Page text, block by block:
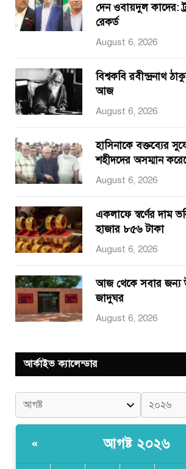
দেন ওবায়দুল কাদের:
রেকর্ড
August 6, 2026
বিশ্বকবি রবীন্দ্রনাথ
আজ
August 6, 2026
হাসিনাকে বক্তব্যের
শহীদদের অসম্মান
August 6, 2026
একলাফে স্বর্ণের দাম
হাজার ৮৫৬ টাকা
August 6, 2026
আজ থেকে সবার জন্য
জাদুঘর
August 6, 2026
আর্কাইভ ক্যালেন্ডার
« আগষ্ট ২০২৬